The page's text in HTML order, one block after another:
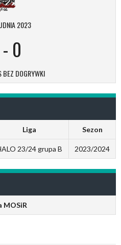
2023
- 0
BEZ DOGRYWKI
Liga Sezon
23/24 grupa B 2023/2024
MOSiR